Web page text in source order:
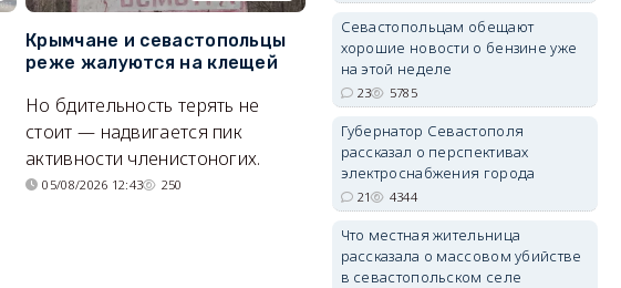
Крымчане и севастопольцы
реже жалуются на клещей
Но бдительность терять не
стоит — надвигается пик
активности членистоногих.
05/08/2026 12:43 250
В Севастополе утвердили
проект застройки центра
Балаклавы
Там появится туристический
квартал с отелями и
парковками.
05/08/2026 08:01
Севастопольцам обещают
хорошие новости о бензине уже
на этой неделе
23 5785
Губернатор Севастополя
рассказал о перспективах
электроснабжения города
21 4344
Что местная жительница
рассказала о массовом убийстве
в севастопольском селе